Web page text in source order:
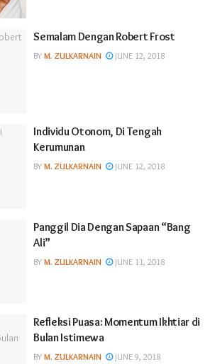
Semalam Dengan Robert Frost
BY M. ZULKARNAIN JUNE 12, 2018
Individu Otonom, Di Tengah
Kerumunan
BY M. ZULKARNAIN JUNE 12, 2018
Panggil Dia Dengan Sapaan “Bang
Ali”
BY M. ZULKARNAIN JUNE 11, 2018
Refleksi Puasa: Momentum Ikhtiar di
Bulan Istimewa
BY M. ZULKARNAIN JUNE 9, 2018